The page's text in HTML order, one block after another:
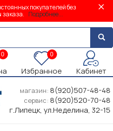
покупателей без
Подробнее...
0 0
Избранное Кабинет
магазин: 8(920)507-48-48
сервис: 8(920)520-70-48
г.Липецк, ул.Неделина, 32-15